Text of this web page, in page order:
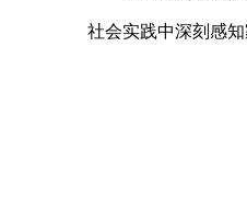
社会实践中深刻感